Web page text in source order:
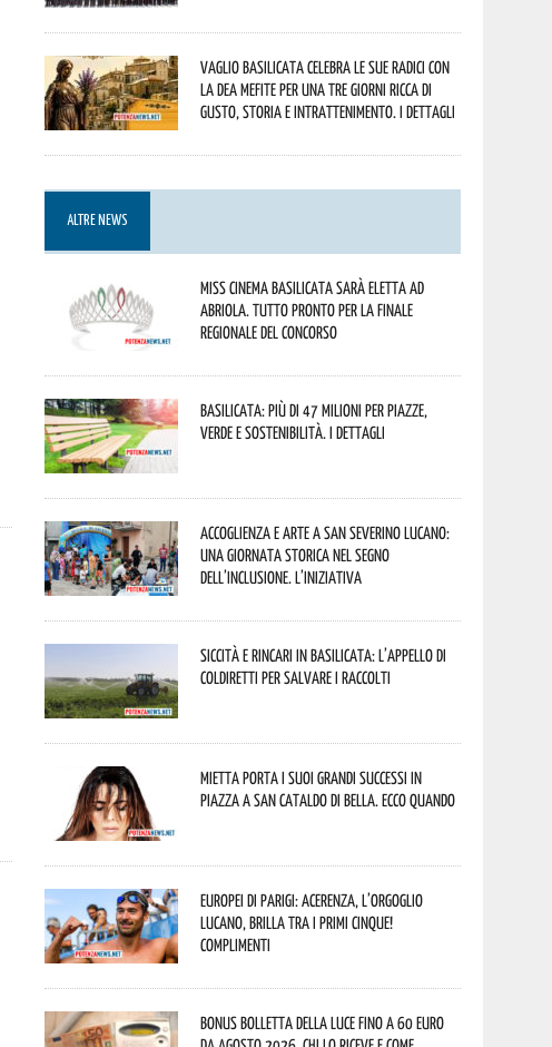
Vaglio Basilicata celebra le sue radici con
la Dea Mefite per una tre giorni ricca di
gusto, storia e intrattenimento. I dettagli
ALTRE NEWS
Miss Cinema Basilicata sarà eletta ad
Abriola. Tutto pronto per la finale
regionale del concorso
Basilicata: più di 47 milioni per piazze,
verde e sostenibilità. I dettagli
Accoglienza e arte a San Severino Lucano:
una giornata storica nel segno
dell’inclusione. L’iniziativa
Siccità e rincari in Basilicata: l’appello di
Coldiretti per salvare i raccolti
Mietta porta i suoi grandi successi in
piazza a San Cataldo di Bella. Ecco quando
Europei di Parigi: Acerenza, l’orgoglio
lucano, brilla tra i primi cinque!
Complimenti
Bonus bolletta della luce fino a 60 euro